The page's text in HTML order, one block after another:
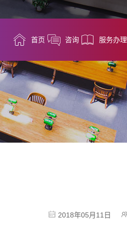
首页 咨询 服务办理
2018年05月11日